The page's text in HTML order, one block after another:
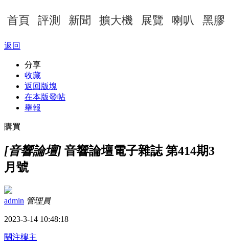
首頁 評測 新聞 擴大機 展覽 喇叭 黑膠
返回
分享
收藏
返回版塊
在本版發帖
舉報
購買
[音響論壇] 音響論壇電子雜誌 第414期3
月號
admin 管理員
2023-3-14 10:48:18
關注樓主